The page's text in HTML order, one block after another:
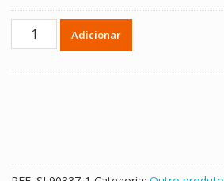
Quantidade
RTKV60
Adicionar